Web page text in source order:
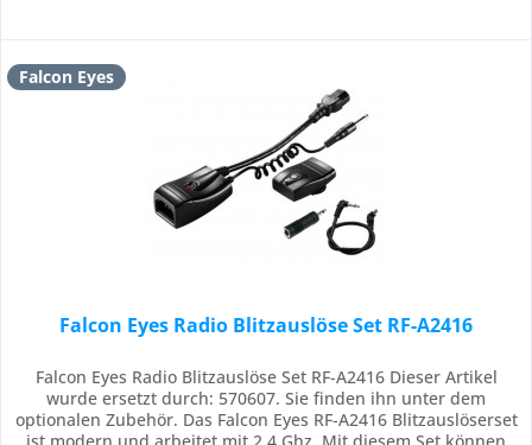
Falcon Eyes
Falcon Eyes Radio Blitzauslöse Set RF-A2416
Falcon Eyes Radio Blitzauslöse Set RF-A2416 Dieser Artikel
wurde ersetzt durch: 570607. Sie finden ihn unter dem
optionalen Zubehör. Das Falcon Eyes RF-A2416 Blitzauslöserset
ist modern und arbeitet mit 2,4 Ghz. Mit diesem Set können